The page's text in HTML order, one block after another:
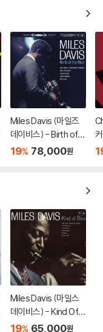
Miles Davis (마일즈
데이비스) - Birth of t
he Blue [LP]
19% 78,000원
Miles Davis (마일스
데이비스) - Kind Of B
lue [2 SACD Hybrid]
19% 65,000원